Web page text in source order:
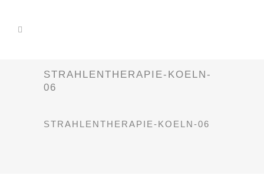
STRAHLENTHERAPIE-KOELN-
06
STRAHLENTHERAPIE-KOELN-06